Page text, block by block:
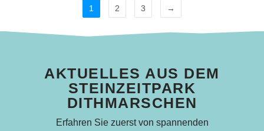
1 2 3 →
AKTUELLES AUS DEM
STEINZEITPARK
DITHMARSCHEN
Erfahren Sie zuerst von spannenden